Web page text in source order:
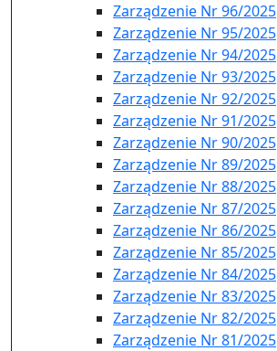
Zarządzenie Nr 96/2025
Zarządzenie Nr 95/2025
Zarządzenie Nr 94/2025
Zarządzenie Nr 93/2025
Zarządzenie Nr 92/2025
Zarządzenie Nr 91/2025
Zarządzenie Nr 90/2025
Zarządzenie Nr 89/2025
Zarządzenie Nr 88/2025
Zarządzenie Nr 87/2025
Zarządzenie Nr 86/2025
Zarządzenie Nr 85/2025
Zarządzenie Nr 84/2025
Zarządzenie Nr 83/2025
Zarządzenie Nr 82/2025
Zarządzenie Nr 81/2025